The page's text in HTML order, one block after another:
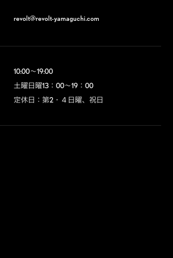
revolt@revolt-yamaguchi.com
10:00～19:00
土曜日曜13：00～19：00
定休日：第2・４日曜、祝日